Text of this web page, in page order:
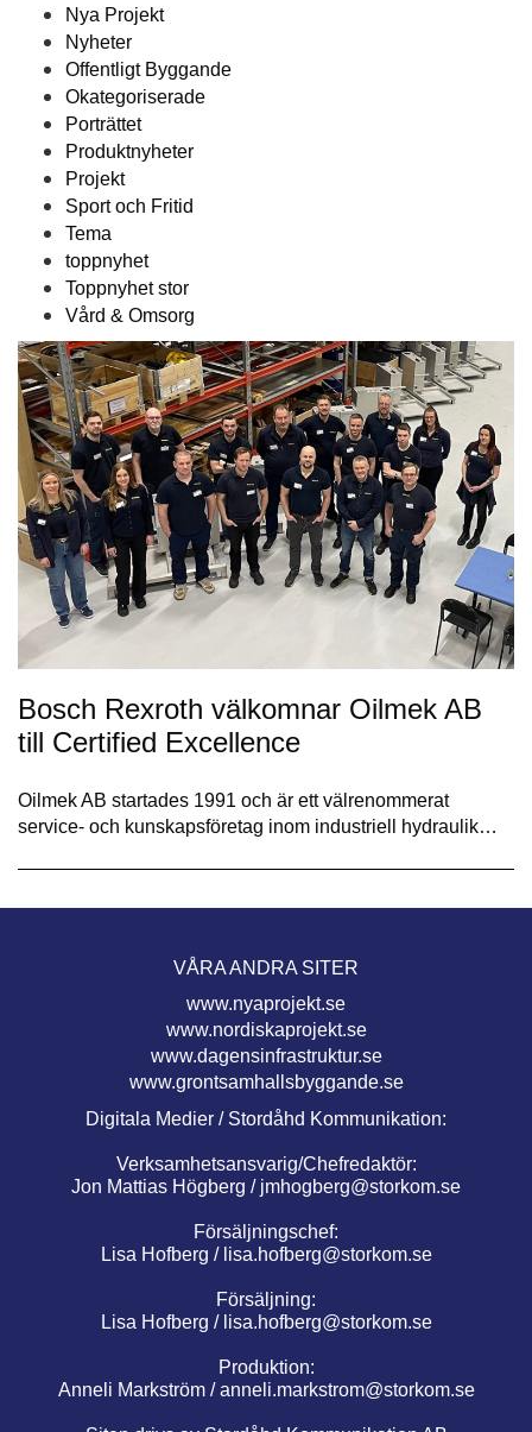
Nya Projekt
Nyheter
Offentligt Byggande
Okategoriserade
Porträttet
Produktnyheter
Projekt
Sport och Fritid
Tema
toppnyhet
Toppnyhet stor
Vård & Omsorg
Bosch Rexroth välkomnar Oilmek AB
till Certified Excellence
Oilmek AB startades 1991 och är ett välrenommerat
service- och kunskapsföretag inom industriell hydraulik…
VÅRA ANDRA SITER
www.nyaprojekt.se
www.nordiskaprojekt.se
www.dagensinfrastruktur.se
www.grontsamhallsbyggande.se
Digitala Medier / Stordåhd Kommunikation:
Verksamhetsansvarig/Chefredaktör:
Jon Mattias Högberg / jmhogberg@storkom.se
Försäljningschef:
Lisa Hofberg / lisa.hofberg@storkom.se
Försäljning:
Lisa Hofberg / lisa.hofberg@storkom.se
Produktion:
Anneli Markström /anneli.markstrom@storkom.se